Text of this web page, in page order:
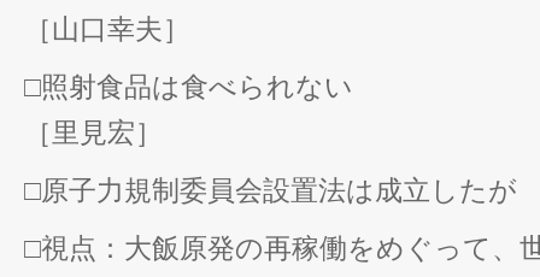
［山口幸夫］
□照射食品は食べられない
［里見宏］
□原子力規制委員会設置法は成立したが
□視点：大飯原発の再稼働をめぐって、